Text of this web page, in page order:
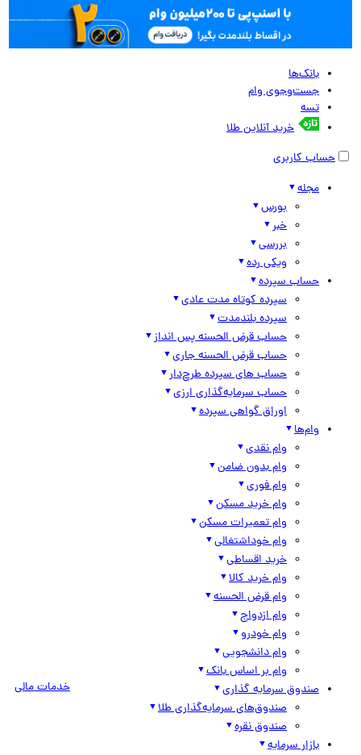
بانک‌ها
جست‌وجوی وام
تسه
خرید آنلاین طلا
حساب کاربری
مجله
بورس
خبر
بررسی
ویکی رده
حساب سپرده
سپرده کوتاه مدت عادی
سپرده بلندمدت
حساب قرض الحسنه پس انداز
حساب قرض الحسنه جاری
حساب های سپرده طرح‌دار
حساب سرمایه‌گذاری ارزی
اوراق گواهی سپرده
وام‌ها
وام نقدی
وام بدون ضامن
وام فوری
وام خرید مسکن
وام تعمیرات مسکن
وام خوداشتغالی
خرید اقساطی
وام خرید کالا
وام قرض الحسنه
وام ازدواج
وام خودرو
وام دانشجویی
وام بر اساس بانک
صندوق سرمایه گذاری
صندوق‌های سرمایه‌گذاری طلا
صندوق نقره
بازار سرمایه
خدمات مالی